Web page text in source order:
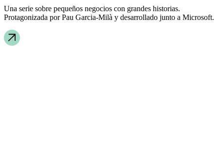
Una serie sobre pequeños negocios con grandes historias.
Protagonizada por Pau Garcia-Milà y desarrollado junto a Microsoft.